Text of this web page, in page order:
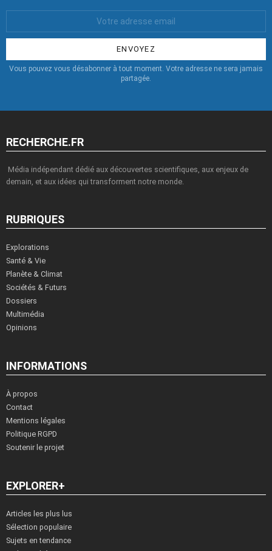
:
Vous pouvez vous désabonner à tout moment. Votre adresse ne sera jamais
partagée.
RECHERCHE.FR
Média indépendant dédié aux découvertes scientifiques, aux enjeux de
demain, et aux idées qui transforment notre monde.
RUBRIQUES
Explorations
Santé & Vie
Planète & Climat
Sociétés & Futurs
Dossiers
Multimédia
Opinions
INFORMATIONS
À propos
Contact
Mentions légales
Politique RGPD
Soutenir le projet
EXPLORER+
Articles les plus lus
Sélection populaire
Sujets en tendance